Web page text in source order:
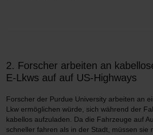
2. Forscher arbeiten an
E-Lkws auf auf US-Highways
Forscher der Purdue University arbeiten an
Lkw ermöglichen würde, sich während der
kabellos aufzuladen. Da die Fahrzeuge auf
schneller fahren als in der Stadt, müssen sie